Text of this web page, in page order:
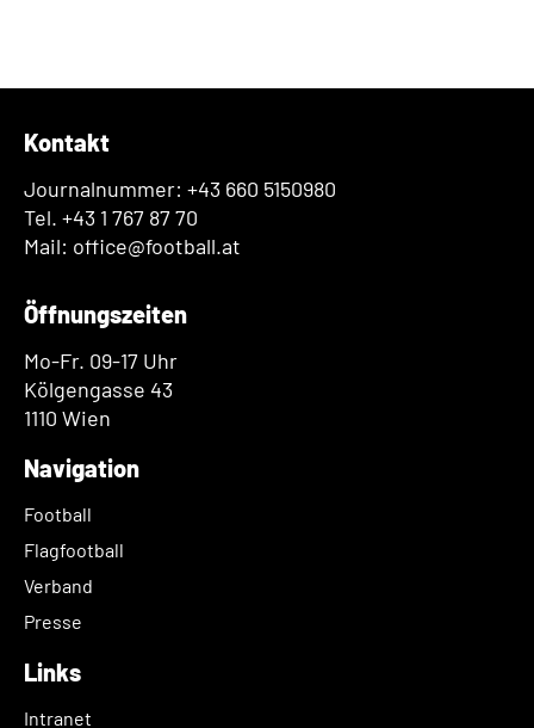
Kontakt
Journalnummer: +43 660 5150980
Tel. +43 1 767 87 70
Mail: office@football.at
Öffnungszeiten
Mo-Fr. 09-17 Uhr
Kölgengasse 43
1110 Wien
Navigation
Football
Flagfootball
Verband
Presse
Links
Intranet